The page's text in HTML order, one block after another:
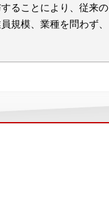
ることにより、従来の
規模、業種を問わず、